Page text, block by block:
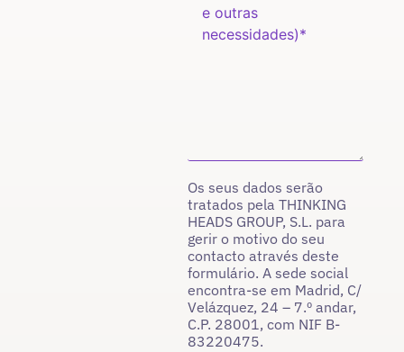
Os seus dados serão
tratados pela THINKING
HEADS GROUP, S.L. para
gerir o motivo do seu
contacto através deste
formulário. A sede social
encontra-se em Madrid, C/
Velázquez, 24 – 7.º andar,
C.P. 28001, com NIF B-
83220475.